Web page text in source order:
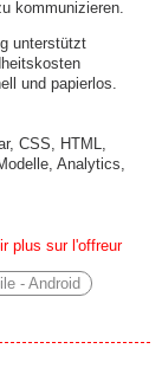
kommunizieren.
unterstützt
und papierlos.
CSS, HTML,
Analytics,
plus sur l'offreur
- Android